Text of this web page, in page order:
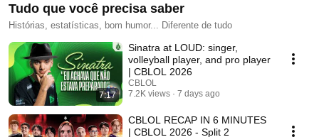
Tudo que você precisa saber
Histórias, estatísticas, bom humor... Diferente de tudo
7:17
Sinatra at LOUD: singer,
volleyball player, and pro player
| CBLOL 2026
CBLOL
7.2K views
7 days ago
CBLOL RECAP IN 6 MINUTES
| CBLOL 2026 - Split 2